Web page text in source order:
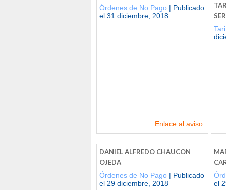
Órdenes de No Pago | Publicado
el 31 diciembre, 2018
Enlace al aviso
DANIEL ALFREDO CHAUCON
OJEDA
Órdenes de No Pago | Publicado
el 29 diciembre, 2018
el